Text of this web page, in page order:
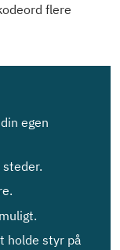
flere
egen
holde styr på